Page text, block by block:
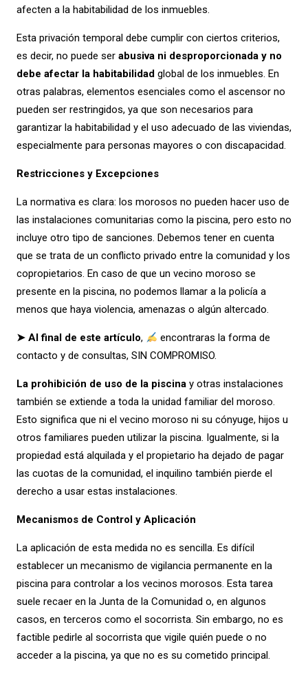
afecten a la habitabilidad de los inmuebles.
Esta privación temporal debe cumplir con ciertos criterios,
es decir, no puede ser abusiva ni desproporcionada y no
debe afectar la habitabilidad global de los inmuebles. En
otras palabras, elementos esenciales como el ascensor no
pueden ser restringidos, ya que son necesarios para
garantizar la habitabilidad y el uso adecuado de las viviendas,
especialmente para personas mayores o con discapacidad.
Restricciones y Excepciones
La normativa es clara: los morosos no pueden hacer uso de
las instalaciones comunitarias como la piscina, pero esto no
incluye otro tipo de sanciones. Debemos tener en cuenta
que se trata de un conflicto privado entre la comunidad y los
copropietarios. En caso de que un vecino moroso se
presente en la piscina, no podemos llamar a la policía a
menos que haya violencia, amenazas o algún altercado.
➤ Al final de este artículo,
encontraras la forma de
contacto y de consultas, SIN COMPROMISO.
La prohibición de uso de la piscinay otras instalaciones
también se extiende a toda la unidad familiar del moroso.
Esto significa que ni el vecino moroso ni su cónyuge, hijos u
otros familiares pueden utilizar la piscina. Igualmente, si la
propiedad está alquilada y el propietario ha dejado de pagar
las cuotas de la comunidad, el inquilino también pierde el
derecho a usar estas instalaciones.
Mecanismos de Control y Aplicación
La aplicación de esta medida no es sencilla. Es difícil
establecer un mecanismo de vigilancia permanente en la
piscina para controlar a los vecinos morosos. Esta tarea
suele recaer en la Junta de la Comunidad o, en algunos
casos, en terceros como el socorrista. Sin embargo, no es
factible pedirle al socorrista que vigile quién puede o no
acceder a la piscina, ya que no es su cometido principal.